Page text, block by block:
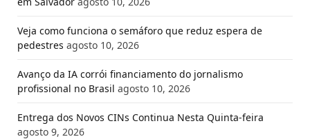
Veja como funciona o semáforo que reduz espera de
pedestres agosto 10, 2026
Avanço da IA corrói financiamento do jornalismo
profissional no Brasil agosto 10, 2026
Entrega dos Novos CINs Continua Nesta Quinta-feira
agosto 9, 2026